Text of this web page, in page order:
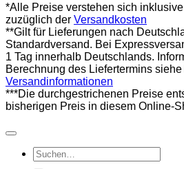
*Alle Preise verstehen sich
zuzüglich der Versandkosten
**Gilt für Lieferungen nach
Standardversand. Bei
1 Tag innerhalb Deutschlands.
Berechnung des Liefertermins
Versandinformationen
***Die durchgestrichenen Preise
bisherigen Preis in diesem Online-
Suchen
nach: